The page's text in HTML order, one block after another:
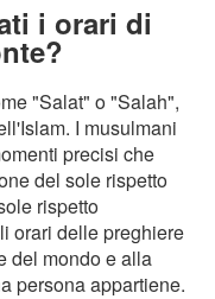
i orari di
"Salat" o "Salah",
I musulmani
precisi che
del sole rispetto
rispetto
orari delle preghiere
del mondo e alla
persona appartiene.